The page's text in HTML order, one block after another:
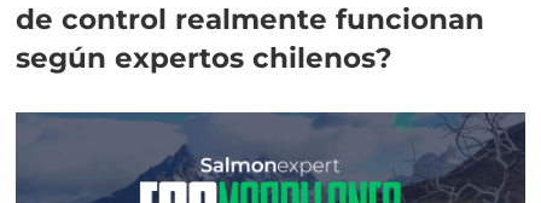
de control realmente funcionan
según expertos chilenos?